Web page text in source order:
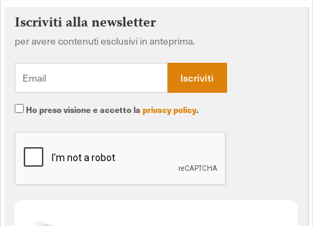
Iscriviti alla newsletter
per avere contenuti esclusivi in anteprima.
Ho preso visione e accetto la privacy policy.